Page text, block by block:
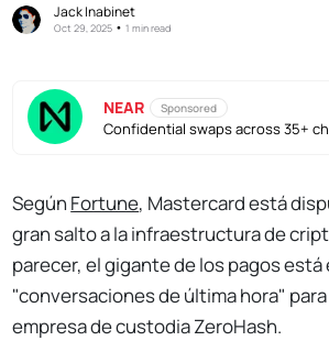
Jack Inabinet
Oct 29, 2025 •1 min read
NEAR Sponsored
Confidential swaps across 35+
Según Fortune, Mastercard está
gran salto a la infraestructura de
parecer, el gigante de los pagos está
"conversaciones de última hora"
empresa de custodia ZeroHash.